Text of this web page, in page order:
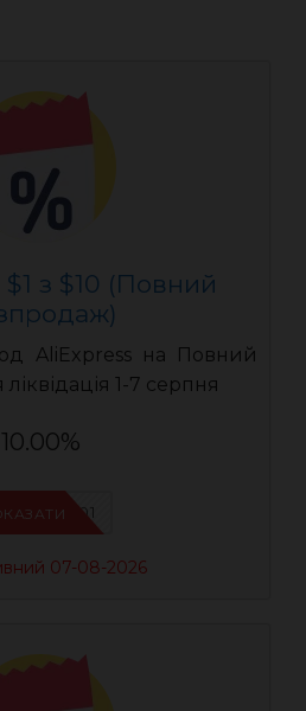
з $10 (Повний
AliExpress на Повний
1-7 серпня
10.00%
UASC01
07-08-2026